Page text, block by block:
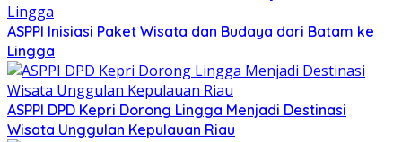
ASPPI Inisiasi Paket Wisata dan Budaya dari Batam ke
Lingga
ASPPI DPD Kepri Dorong Lingga Menjadi Destinasi
Wisata Unggulan Kepulauan Riau